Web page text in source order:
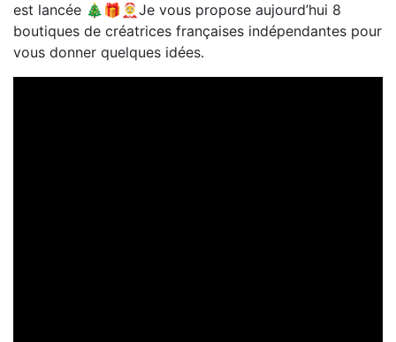
est lancée 🎄🎁🤶Je vous propose aujourd’hui 8
boutiques de créatrices françaises indépendantes pour
vous donner quelques idées.